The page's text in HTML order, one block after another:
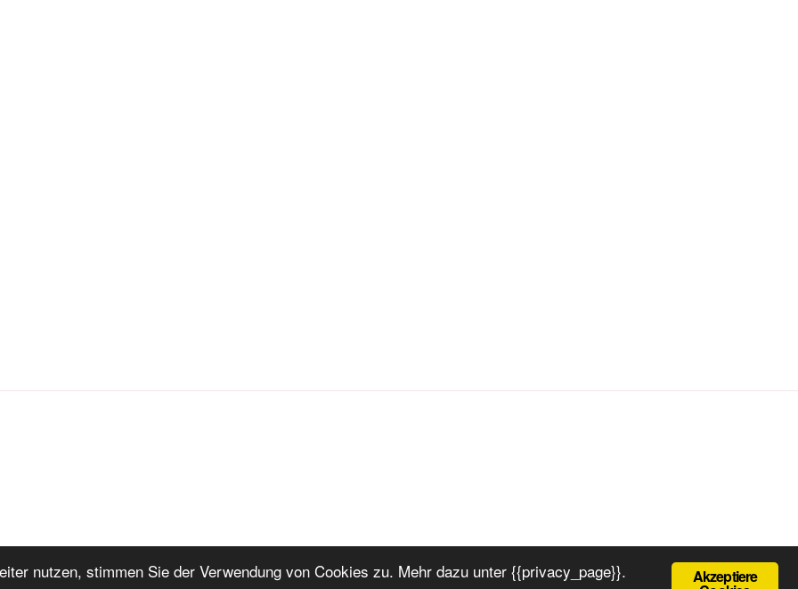
Stolz präsentiert von WordPress Akzeptiere
nutzen, stimmen Sie der Verwendung von Cookies zu. Mehr dazu unter {{privacy_page}}.